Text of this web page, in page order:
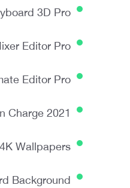
3D Pro
Editor Pro
Editor Pro
Charge 2021
Wallpapers
Background